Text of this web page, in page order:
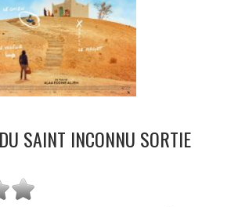
SAINT INCONNU SORTIE